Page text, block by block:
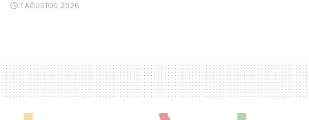
7 AĞUSTOS 2026